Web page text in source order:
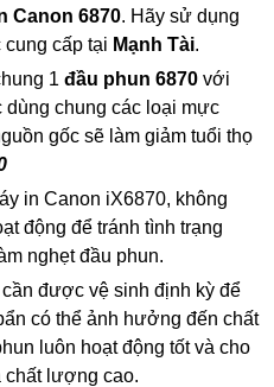
Canon 6870. Hãy sử dụng
cấp tại Mạnh Tài.
1 đầu phun 6870 với
chung các loại mực
gốc sẽ làm giảm tuổi thọ
in Canon iX6870, không
động để tránh tình trạng
nghẹt đầu phun.
cần được vệ sinh định kỳ để
có thể ảnh hưởng đến chất
luôn hoạt động tốt và cho
chất lượng cao.